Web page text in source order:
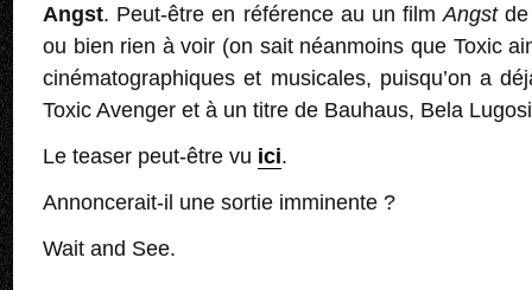
Angst. Peut-être en référence au un filmAngstde
ou bien rien à voir (on sait néanmoins que Toxic
cinématographiques et musicales, puisqu’on a
Toxic Avenger et à un titre de Bauhaus, Bela
Le teaser peut-être vu ici.
Annoncerait-il une sortie imminente ?
Wait and See.